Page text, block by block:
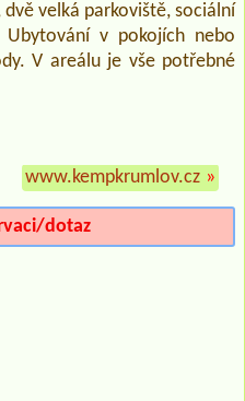
velká parkoviště, sociální
Ubytování v pokojích nebo
V areálu je vše potřebné
www.kempkrumlov.cz »
dotaz